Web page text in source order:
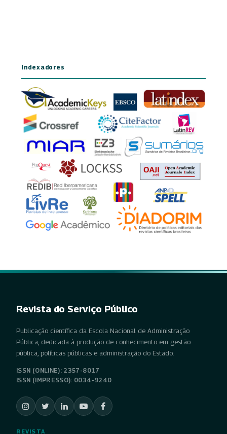
Indexadores
Revista do Serviço Público
Publicação científica da Escola Nacional de Administração
Pública, dedicada à produção de conhecimento em gestão
pública, políticas públicas e administração do Estado.
ISSN (ONLINE): 2357-8017
ISSN (IMPRESSO): 0034-9240
REVISTA